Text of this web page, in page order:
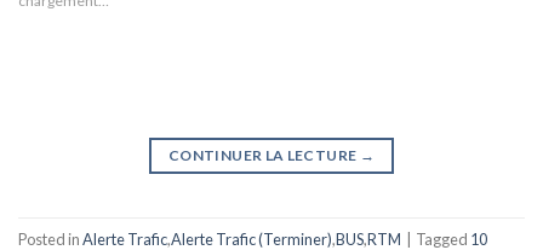
CONTINUER LA LECTURE →
Posted inAlerte Trafic,Alerte Trafic (Terminer),BUS,RTM | Tagged 10